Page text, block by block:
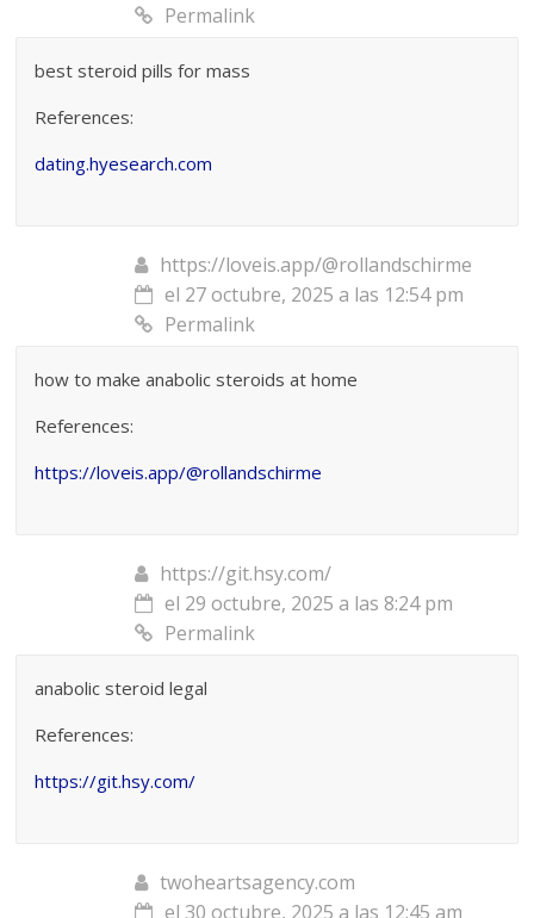
Permalink
best steroid pills for mass
References:
dating.hyesearch.com
https://loveis.app/@rollandschirme
el 27 octubre, 2025 a las 12:54 pm
Permalink
how to make anabolic steroids at home
References:
https://loveis.app/@rollandschirme
https://git.hsy.com/
el 29 octubre, 2025 a las 8:24 pm
Permalink
anabolic steroid legal
References:
https://git.hsy.com/
twoheartsagency.com
el 30 octubre, 2025 a las 12:45 am